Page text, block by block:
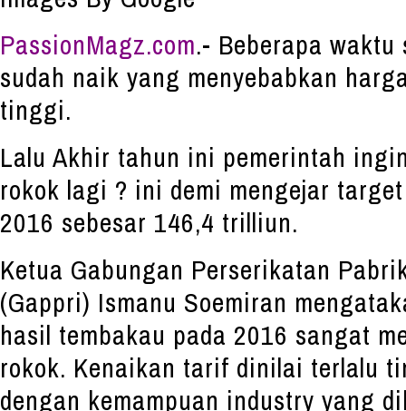
PassionMagz.com.- Beberapa
sudah naik yang menyebabkan
tinggi.
Lalu Akhir tahun ini pemerintah
rokok lagi ? ini demi mengejar
2016 sebesar 146,4 trilliun.
Ketua Gabungan Perserikatan
(Gappri) Ismanu Soemiran
hasil tembakau pada 2016 sangat
rokok. Kenaikan tarif dinilai terlalu
dengan kemampuan industry yang